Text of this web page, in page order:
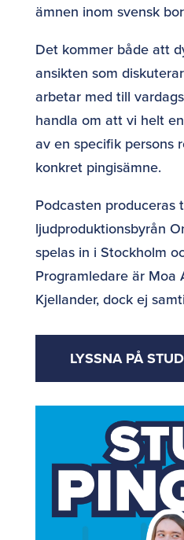
ämnen inom svensk
Det kommer både att
ansikten som
arbetar med till
handla om att vi helt
av en specifik persons
konkret pingisämne.
Podcasten produceras
ljudproduktionsbyrån
spelas in i Stockholm
Programledare är Moa
Kjellander, dock ej
LYSSNA PÅ